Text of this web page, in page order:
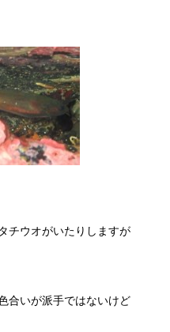
チウオがいたりしますが
合いが派手ではないけど